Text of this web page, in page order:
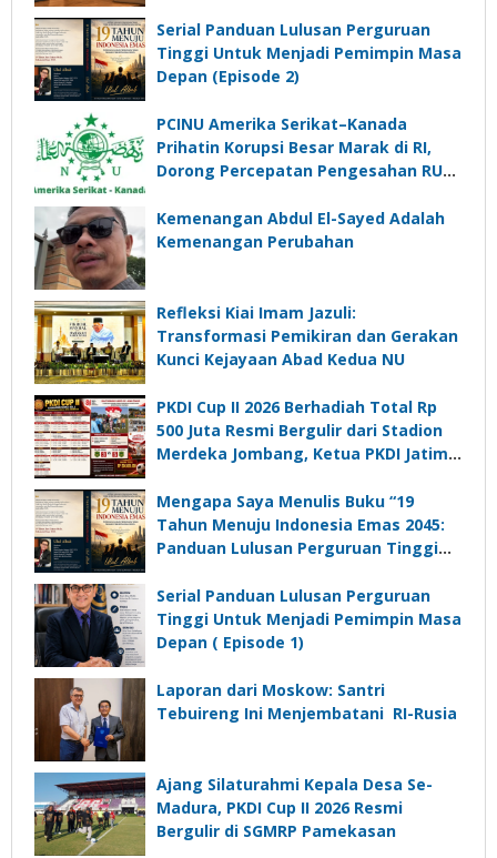
Serial Panduan Lulusan Perguruan
Tinggi Untuk Menjadi Pemimpin Masa
Depan (Episode 2)
PCINU Amerika Serikat–Kanada
Prihatin Korupsi Besar Marak di RI,
Dorong Percepatan Pengesahan RUU
Kemenangan Abdul El-Sayed Adalah
Kemenangan Perubahan
Refleksi Kiai Imam Jazuli:
Transformasi Pemikiran dan Gerakan
Kunci Kejayaan Abad Kedua NU
PKDI Cup II 2026 Berhadiah Total Rp
500 Juta Resmi Bergulir dari Stadion
Merdeka Jombang, Ketua PKDI Jatim:
Komunikasi Kades untuk Memajukan
Desa
Mengapa Saya Menulis Buku “19
Tahun Menuju Indonesia Emas 2045:
Panduan Lulusan Perguruan Tinggi
Depan”?
Serial Panduan Lulusan Perguruan
Tinggi Untuk Menjadi Pemimpin Masa
Depan ( Episode 1)
Laporan dari Moskow: Santri
Tebuireng Ini Menjembatani RI-Rusia
Ajang Silaturahmi Kepala Desa Se-
Madura, PKDI Cup II 2026 Resmi
Bergulir di SGMRP Pamekasan